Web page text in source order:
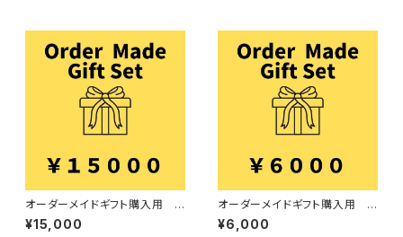
オーダーメイドギフト購入用 1
5000円
¥15,000
オーダーメイドギフト購入用 6
000円
¥6,000